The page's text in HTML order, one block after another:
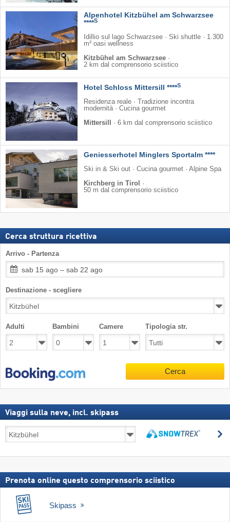
Alpenhotel Kitzbühel am Schwarzsee
****S
Idillio sul lago Schwarzsee · Ski shuttle · 1.300
m² oasi wellness
Kitzbühel am Schwarzsee ·
2 km dal comprensorio sciistico
Hotel Schloss Mittersill ****S
Residenza reale · Tradizione incontra
modernità · Cucina gourmet
Mittersill
· 6 km dal comprensorio sciistico
Geniesserhotel Minglers Sportalm ****
Ski in & Ski out · Cucina gourmet · Alpine Spa
Kirchberg in Tirol
·
50 m dal comprensorio sciistico
Cerca struttura ricettiva
Arrivo - Partenza
sab 15 ago – sab 22 ago
Destinazione - scegliere
Adulti Bambini Camere Tipologia str.
Cerca
Viaggi sulla neve, incl. skipass
sulla
incl.
Prenota online questo comprensorio sciistico
Skipass